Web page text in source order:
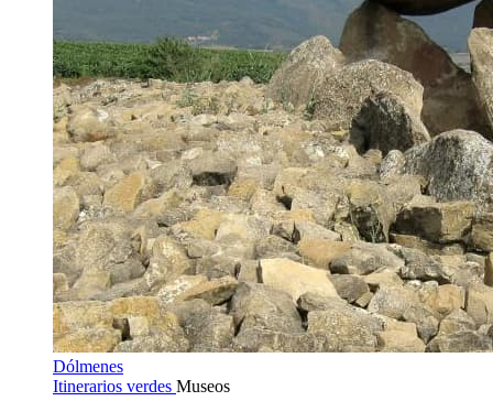
Dólmenes
Itinerarios verdes Museos